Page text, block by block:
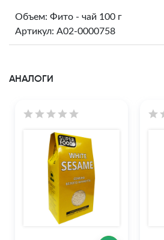
Объем: Фито - чай 100 г
Артикул: A02-0000758
АНАЛОГИ